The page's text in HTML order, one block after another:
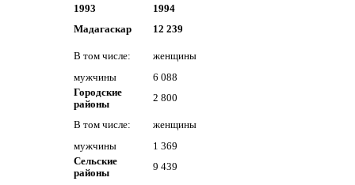
1993
1994
Мадагаскар
12 239
В том числе:
женщины
мужчины
6 088
Городские
районы
2 800
В том числе:
женщины
мужчины
1 369
Сельские
районы
9 439